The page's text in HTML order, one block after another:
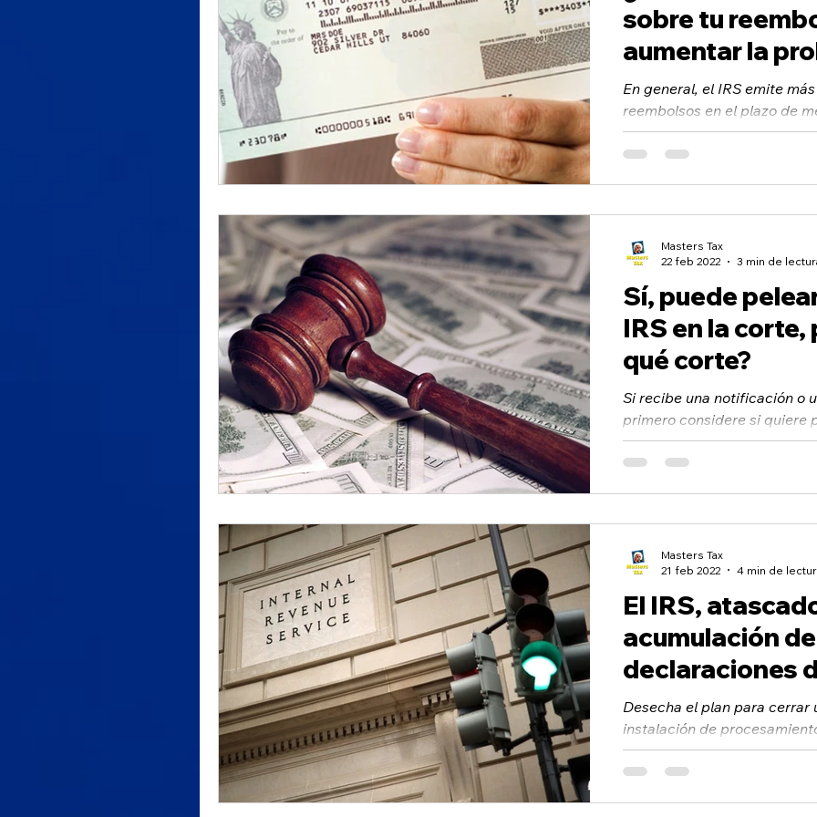
sobre tu
aumentar la
de hablar con
En general, el IRS emite
reembolsos en el plazo de
embargo, es posible que
Sí, puede
IRS en la corte,
qué corte?
Si recibe una notificación o
primero considere si quiere
sabe que el IRS tiene razón,
Masters Tax
22 feb 2022
3 min de
El IRS,
acumulación de
declaraciones
impuestos.
Desecha el plan para cerrar
instalación de
vigilancia advirtieron al
impuestos...
Masters Tax
21 feb 2022
4 min de